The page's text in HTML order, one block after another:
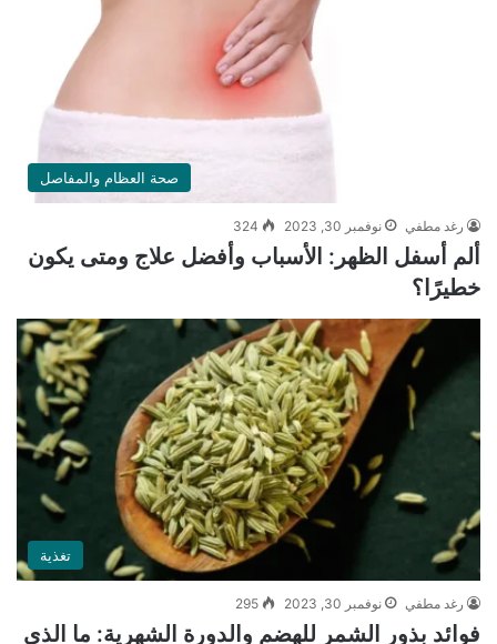
صحة العظام والمفاصل
رغد مطفي نوفمبر 30, 2023 324
ألم أسفل الظهر: الأسباب وأفضل علاج ومتى يكون
خطيرًا؟
تغذية
رغد مطفي نوفمبر 30, 2023 295
فوائد بذور الشمر للهضم والدورة الشهرية: ما الذي